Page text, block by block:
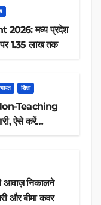
मध्य प्रदेश
1.35 लाख तक
भारत शिक्षा
Teaching
ऐसे करें
आवाज़ निकालने
सैलरी और बीमा कवर